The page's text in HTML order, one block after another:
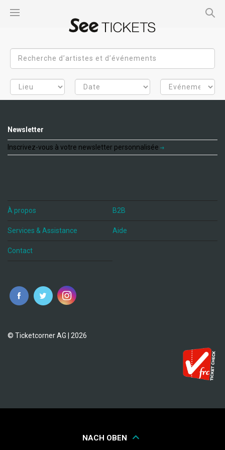
Newsletter
Inscrivez-vous à votre newsletter personnalisée
À propos B2B
Services & Assistance Aide
Contact
fr
© Ticketcorner AG | 2026
NACH OBEN